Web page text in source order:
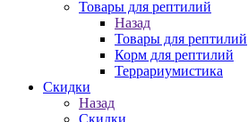
Товары для рептилий
Назад
Товары для рептилий
Корм для рептилий
Террариумистика
Скидки
Назад
Скидки